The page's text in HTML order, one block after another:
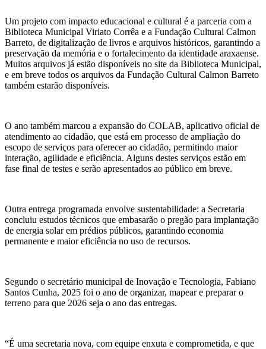
Um projeto com impacto educacional e cultural é a parceria com a
Biblioteca Municipal Viriato Corrêa e a Fundação Cultural Calmon
Barreto, de digitalização de livros e arquivos históricos, garantindo a
preservação da memória e o fortalecimento da identidade araxaense.
Muitos arquivos já estão disponíveis no site da Biblioteca Municipal,
e em breve todos os arquivos da Fundação Cultural Calmon Barreto
também estarão disponíveis.
O ano também marcou a expansão do COLAB, aplicativo oficial de
atendimento ao cidadão, que está em processo de ampliação do
escopo de serviços para oferecer ao cidadão, permitindo maior
interação, agilidade e eficiência. Alguns destes serviços estão em
fase final de testes e serão apresentados ao público em breve.
Outra entrega programada envolve sustentabilidade: a Secretaria
concluiu estudos técnicos que embasarão o pregão para implantação
de energia solar em prédios públicos, garantindo economia
permanente e maior eficiência no uso de recursos.
Segundo o secretário municipal de Inovação e Tecnologia, Fabiano
Santos Cunha, 2025 foi o ano de organizar, mapear e preparar o
terreno para que 2026 seja o ano das entregas.
“É uma secretaria nova, com equipe enxuta e comprometida, e que